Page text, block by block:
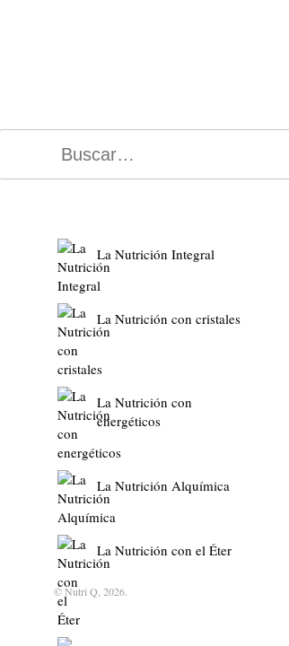
La Nutrición Integral
La Nutrición con cristales
La Nutrición con
energéticos
La Nutrición Alquímica
La Nutrición con el Éter
© Nutri Q, 2026.